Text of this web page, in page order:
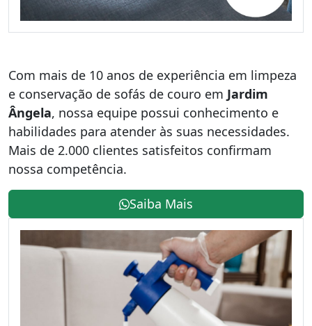
Com mais de 10 anos de experiência em limpeza
e conservação de sofás de couro em Jardim
Ângela, nossa equipe possui conhecimento e
habilidades para atender às suas necessidades.
Mais de 2.000 clientes satisfeitos confirmam
nossa competência.
Saiba Mais